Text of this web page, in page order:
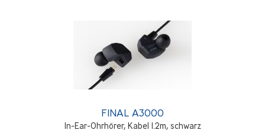
FINAL A3000
In-Ear-Ohrhörer, Kabel 1.2m, schwarz